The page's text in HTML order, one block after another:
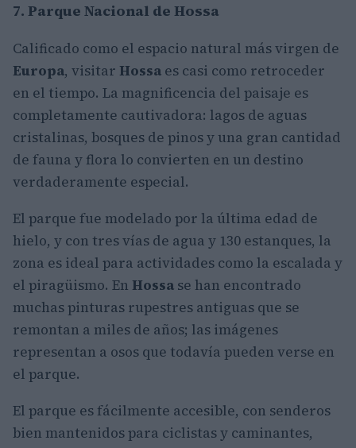
7. Parque Nacional de Hossa
Calificado como el espacio natural más virgen de
Europa, visitar Hossa es casi como retroceder
en el tiempo. La magnificencia del paisaje es
completamente cautivadora: lagos de aguas
cristalinas, bosques de pinos y una gran cantidad
de fauna y flora lo convierten en un destino
verdaderamente especial.
El parque fue modelado por la última edad de
hielo, y con tres vías de agua y 130 estanques, la
zona es ideal para actividades como la escalada y
el piragüismo. En Hossa se han encontrado
muchas pinturas rupestres antiguas que se
remontan a miles de años; las imágenes
representan a osos que todavía pueden verse en
el parque.
El parque es fácilmente accesible, con senderos
bien mantenidos para ciclistas y caminantes,